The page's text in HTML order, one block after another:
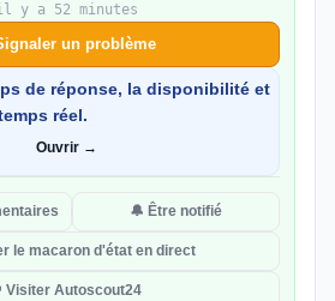
y a 52 minutes
un problème
de réponse, la disponibilité et
réel.
Ouvrir →
🔔 Être notifié
le macaron d'état en direct
Visiter Autoscout24